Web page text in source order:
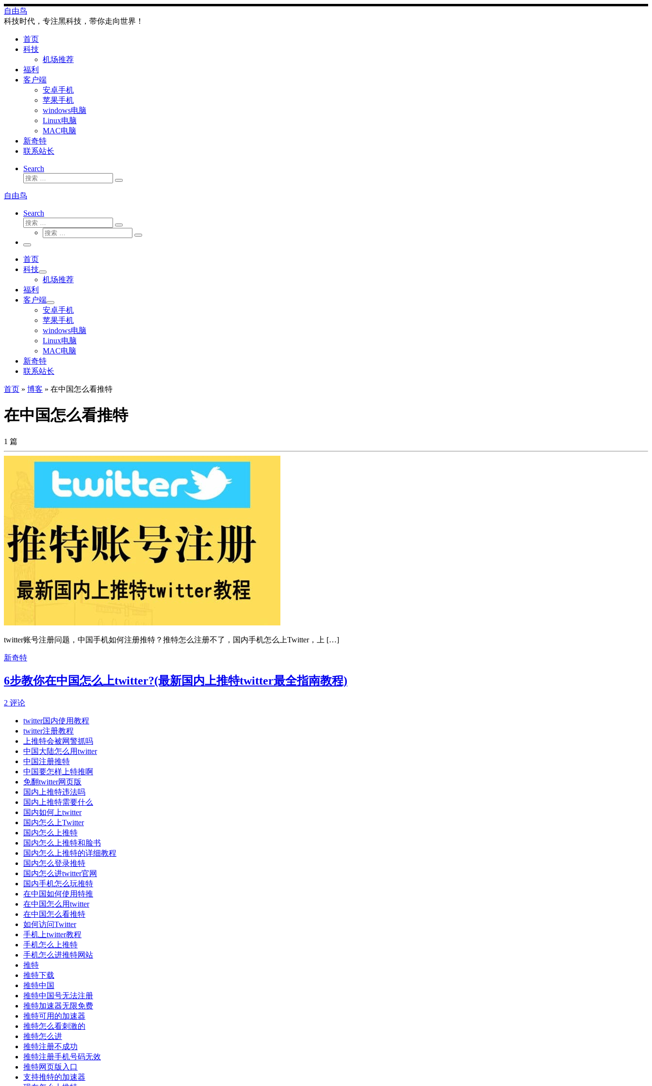
Skip
to
content
自由鸟
科技时代，专注黑科技，带你走向世界！
首页
科技
机场推荐
福利
客户端
安卓手机
苹果手机
windows电脑
Linux电脑
MAC电脑
新奇特
联系站长
Search
搜
搜
自由鸟
Search
搜
搜
索
搜
搜
主
菜
单
首页
科技
机场推荐
福利
客户端
安卓手机
苹果手机
windows电脑
Linux电脑
MAC电脑
新奇特
联系站长
首页 » 博客 » 在中国怎么看推特
在中国怎么看推特
1 篇
twitter账号注册问题，中国手机如何注册推特？推特怎么注册不了，国内手机怎么上Twitter，上 […]
新奇特
6步教你在中国怎么上twitter?(最新国内上推特twitter最全指南教程)
2 评论
twitter国内使用教程
twitter注册教程
上推特会被网警抓吗
中国大陆怎么用twitter
中国注册推特
中国要怎样上特推啊
免翻twitter网页版
国内上推特违法吗
国内上推特需要什么
国内如何上twitter
国内怎么上Twitter
国内怎么上推特
国内怎么上推特和脸书
国内怎么上推特的详细教程
国内怎么登录推特
国内怎么进twitter官网
国内手机怎么玩推特
在中国如何使用特推
在中国怎么用twitter
在中国怎么看推特
如何访问Twitter
手机上twitter教程
手机怎么上推特
手机怎么进推特网站
推特
推特下载
推特中国
推特中国号无法注册
推特加速器无限免费
推特可用的加速器
推特怎么看刺激的
推特怎么进
推特注册不成功
推特注册手机号码无效
推特网页版入口
支持推特的加速器